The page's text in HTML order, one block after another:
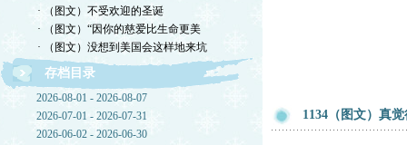
· （图文）不受欢迎的圣诞
· （图文）“因你的慈爱比生命更美
· （图文）没想到美国会这样地来坑
存档目录
2026-08-01 - 2026-08-07
2026-07-01 - 2026-07-31
2026-06-02 - 2026-06-30
1134（图文）真